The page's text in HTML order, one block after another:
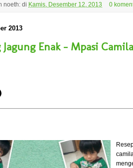
noeth: di Kamis, Desember 12, 2013 0
2013
Enak - Mpasi